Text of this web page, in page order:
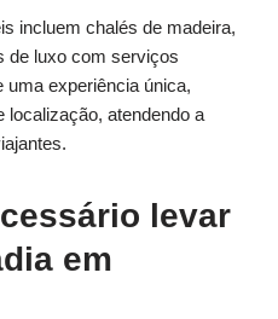
incluem chalés de madeira,
de luxo com serviços
uma experiência única,
localização, atendendo a
levar
em